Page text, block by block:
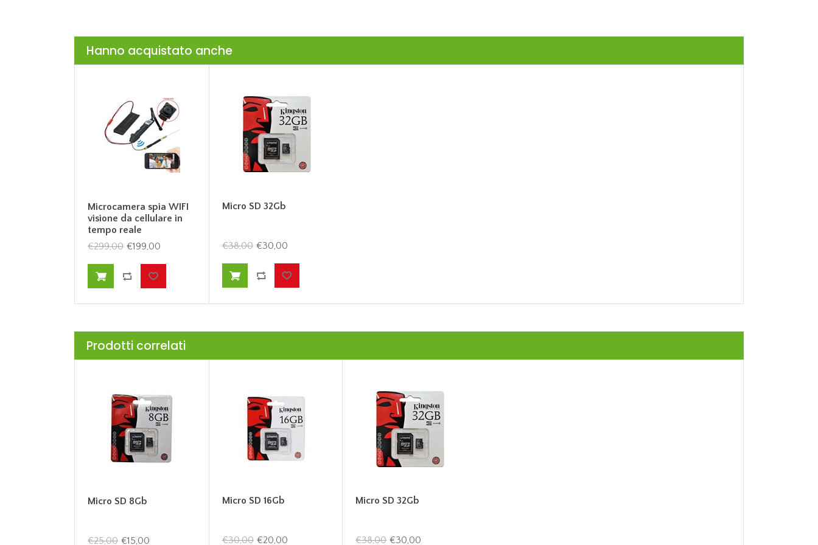
Hanno acquistato anche
Microcamera spia WIFI
visione da cellulare in
tempo reale
€299,00 €199,00
Micro SD 32Gb
€38,00 €30,00
Prodotti correlati
Micro SD 8Gb
€25,00 €15,00
Micro SD 16Gb
€30,00 €20,00
Micro SD 32Gb
€38,00 €30,00